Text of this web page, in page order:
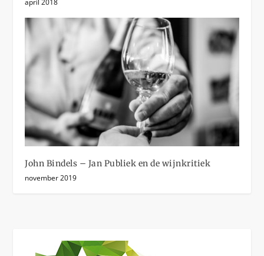
april 2018
John Bindels – Jan Publiek en de wijnkritiek
november 2019